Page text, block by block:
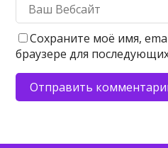
Сохраните моё имя,
браузере для